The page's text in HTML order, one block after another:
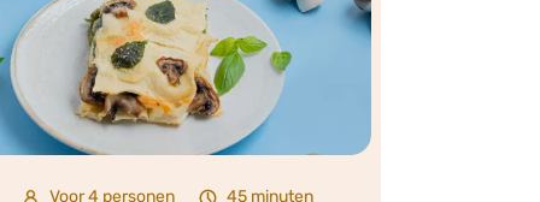
Voor 4 personen 45 minuten